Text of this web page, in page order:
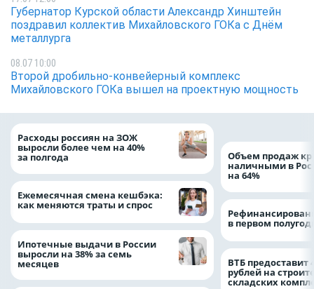
Губернатор Курской области Александр Хинштейн
поздравил коллектив Михайловского ГОКа с Днём
металлурга
08.07 10:00
Второй дробильно-конвейерный комплекс
Михайловского ГОКа вышел на проектную мощность
Расходы россиян на ЗОЖ
выросли более чем на 40%
за полгода
Ежемесячная смена кешбэка:
как меняются траты и спрос
Ипотечные выдачи в России
выросли на 38% за семь
месяцев
Объем продаж
наличными в
на 64%
в первом
ВТБ предоставит
рублей на
складских